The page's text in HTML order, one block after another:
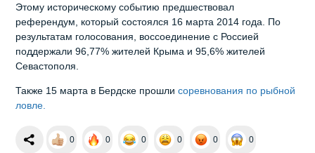
Этому историческому событию предшествовал
референдум, который состоялся 16 марта 2014 года. По
результатам голосования, воссоединение с Россией
поддержали 96,77% жителей Крыма и 95,6% жителей
Севастополя.
Также 15 марта в Бердске прошли соревнования по рыбной
ловле.
0 0 0 0 0 0